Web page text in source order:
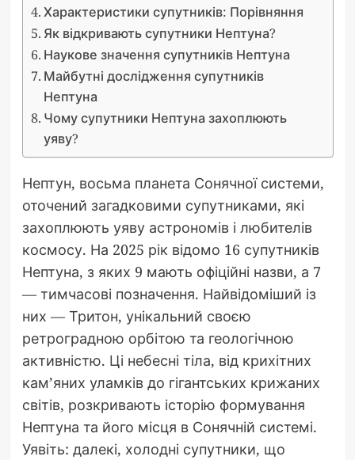
Характеристики супутників: Порівняння
Як відкривають супутники Нептуна?
Наукове значення супутників Нептуна
Майбутні дослідження супутників
Нептуна
Чому супутники Нептуна захоплюють
уяву?
Нептун, восьма планета Сонячної системи,
оточений загадковими супутниками, які
захоплюють уяву астрономів і любителів
космосу. На 2025 рік відомо 16 супутників
Нептуна, з яких 9 мають офіційні назви, а 7
— тимчасові позначення. Найвідоміший із
них — Тритон, унікальний своєю
ретроградною орбітою та геологічною
активністю. Ці небесні тіла, від крихітних
кам’яних уламків до гігантських крижаних
світів, розкривають історію формування
Нептуна та його місця в Сонячній системі.
Уявіть: далекі, холодні супутники, що